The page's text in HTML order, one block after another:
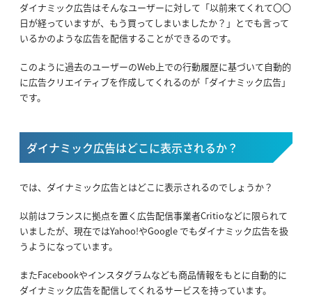
ダイナミック広告はそんなユーザーに対して「以前来てくれて〇〇
日が経っていますが、もう買ってしまいましたか？」とでも言って
いるかのような広告を配信することができるのです。
このように過去のユーザーのWeb上での行動履歴に基づいて自動的
に広告クリエイティブを作成してくれるのが「ダイナミック広告」
です。
ダイナミック広告はどこに表示されるか？
では、ダイナミック広告とはどこに表示されるのでしょうか？
以前はフランスに拠点を置く広告配信事業者Critioなどに限られて
いましたが、現在ではYahoo!やGoogle でもダイナミック広告を扱
うようになっています。
またFacebookやインスタグラムなども商品情報をもとに自動的に
ダイナミック広告を配信してくれるサービスを持っています。